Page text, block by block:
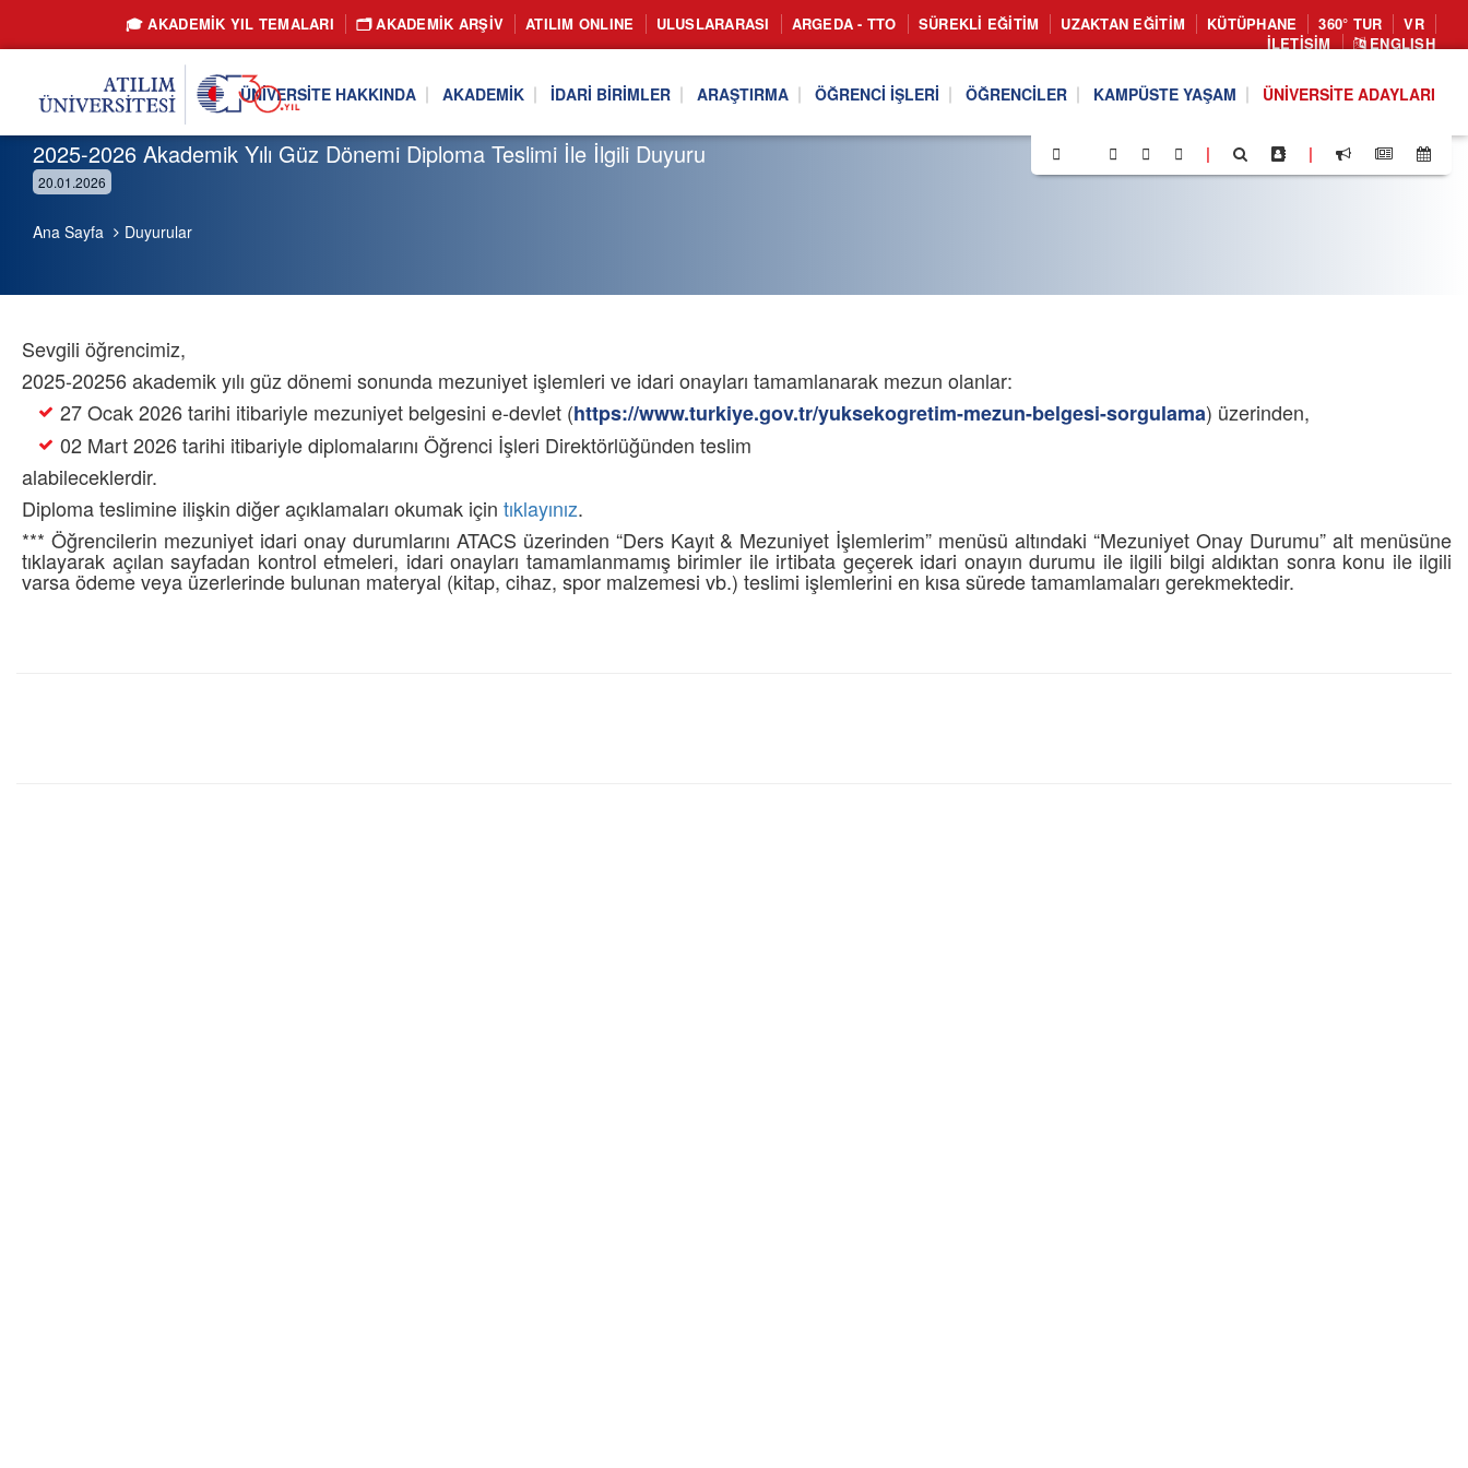
🎓 AKADEMİK YIL TEMALARI 🗂️ AKADEMIK ARŞIV ATILIM ONLINE ULUSLARARASI ARGEDA - TTO SÜREKLI EĞITIM UZAKTAN EĞITIM KÜTÜPHANE 360° TUR
VR
İLETIŞIM
ENGLISH
ÜNIVERSITE HAKKINDA AKADEMIK İDARI BIRIMLER ARAŞTIRMA ÖĞRENCI İŞLERI ÖĞRENCILER KAMPÜSTE YAŞAM ÜNIVERSITE ADAYLARI
| |
2025-2026 Akademik Yılı Güz Dönemi Diploma Teslimi İle İlgili Duyuru
20.01.2026
Ana Sayfa Duyurular
Sevgili öğrencimiz,
2025-20256 akademik yılı güz dönemi sonunda mezuniyet işlemleri ve idari onayları tamamlanarak mezun olanlar:
27 Ocak 2026 tarihi itibariyle mezuniyet belgesini e-devlet (https://www.turkiye.gov.tr/yuksekogretim-mezun-belgesi-sorgulama) üzerinden,
02 Mart 2026 tarihi itibariyle diplomalarını Öğrenci İşleri Direktörlüğünden teslim
alabileceklerdir.
Diploma teslimine ilişkin diğer açıklamaları okumak için tıklayınız.
*** Öğrencilerin mezuniyet idari onay durumlarını ATACS üzerinden “Ders Kayıt & Mezuniyet İşlemlerim” menüsü altındaki “Mezuniyet Onay Durumu” alt menüsüne
tıklayarak açılan sayfadan kontrol etmeleri, idari onayları tamamlanmamış birimler ile irtibata geçerek idari onayın durumu ile ilgili bilgi aldıktan sonra konu ile ilgili
varsa ödeme veya üzerlerinde bulunan materyal (kitap, cihaz, spor malzemesi vb.) teslimi işlemlerini en kısa sürede tamamlamaları gerekmektedir.